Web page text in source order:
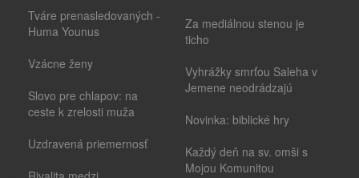
Tváre prenasledovaných -
Huma Younus
Vzácne ženy
Slovo pre chlapov: na
ceste k zrelosti muža
Uzdravená priemernosť
Za mediálnou stenou je
ticho
Vyhrážky smrťou Saleha v
Jemene neodrádzajú
Novinka: biblické hry
Každý deň na sv. omši s
Mojou Komunitou